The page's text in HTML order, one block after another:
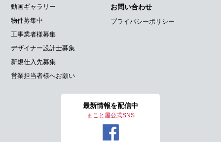
動画ギャラリー
物件募集中
工事業者様募集
デザイナー設計士募集
新規仕入先募集
営業担当者様へお願い
お問い合わせ
プライバシーポリシー
最新情報を配信中
まこと屋公式SNS